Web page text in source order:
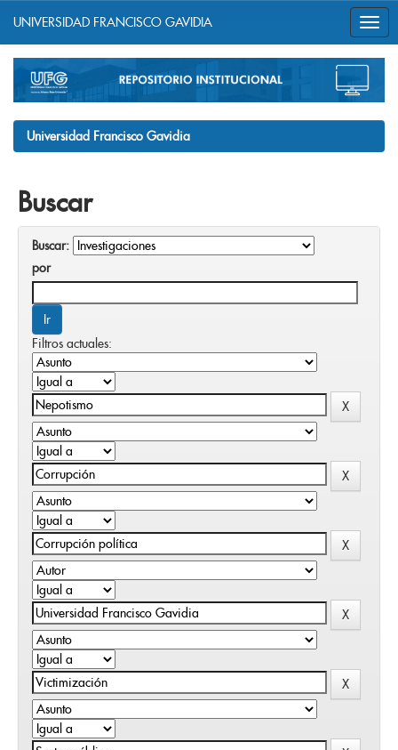
navigation
UNIVERSIDAD FRANCISCO GAVIDIA
Universidad Francisco Gavidia
Buscar
Buscar:
por
Filtros actuales: